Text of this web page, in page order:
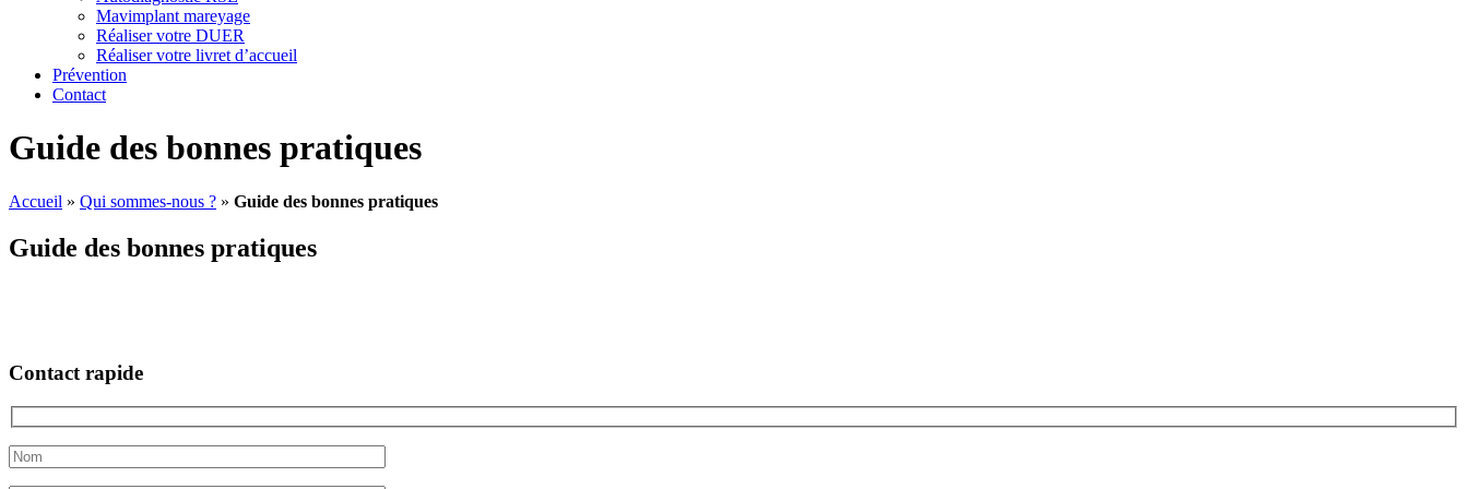
Mavimplant mareyage
Réaliser votre DUER
Réaliser votre livret d’accueil
Prévention
Contact
Guide des bonnes pratiques
Accueil » Qui sommes-nous ? » Guide des bonnes pratiques
Guide des bonnes pratiques
Contact rapide